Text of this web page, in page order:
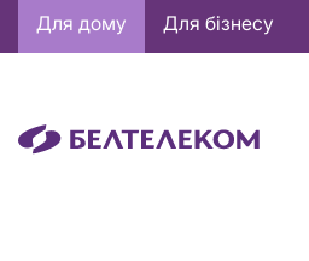
Основная
навигация
Для дому Для бізнесу